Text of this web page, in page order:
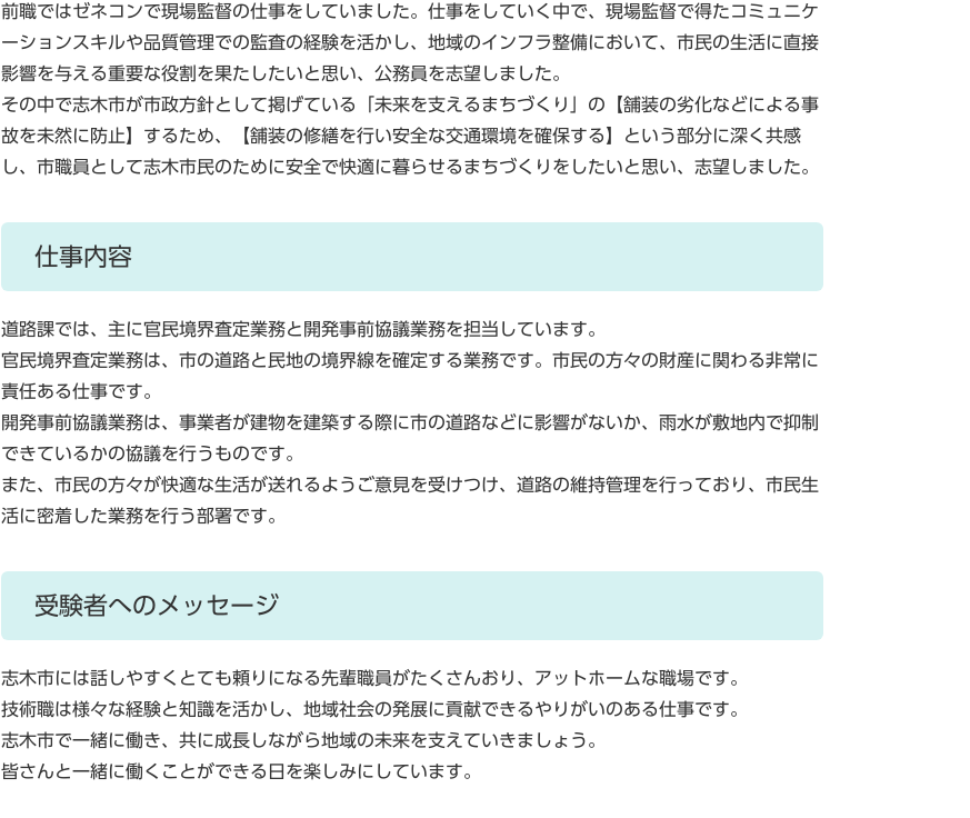
前職ではゼネコンで現場監督の仕事をしていました。仕事をしていく中で、現場監督で得たコミュニケ
ーションスキルや品質管理での監査の経験を活かし、地域のインフラ整備において、市民の生活に直接
影響を与える重要な役割を果たしたいと思い、公務員を志望しました。
その中で志木市が市政方針として掲げている「未来を支えるまちづくり」の【舗装の劣化などによる事
故を未然に防止】するため、【舗装の修繕を行い安全な交通環境を確保する】という部分に深く共感
し、市職員として志木市民のために安全で快適に暮らせるまちづくりをしたいと思い、志望しました。
仕事内容
道路課では、主に官民境界査定業務と開発事前協議業務を担当しています。
官民境界査定業務は、市の道路と民地の境界線を確定する業務です。市民の方々の財産に関わる非常に
責任ある仕事です。
開発事前協議業務は、事業者が建物を建築する際に市の道路などに影響がないか、雨水が敷地内で抑制
できているかの協議を行うものです。
また、市民の方々が快適な生活が送れるようご意見を受けつけ、道路の維持管理を行っており、市民生
活に密着した業務を行う部署です。
受験者へのメッセージ
志木市には話しやすくとても頼りになる先輩職員がたくさんおり、アットホームな職場です。
技術職は様々な経験と知識を活かし、地域社会の発展に貢献できるやりがいのある仕事です。
志木市で一緒に働き、共に成長しながら地域の未来を支えていきましょう。
皆さんと一緒に働くことができる日を楽しみにしています。